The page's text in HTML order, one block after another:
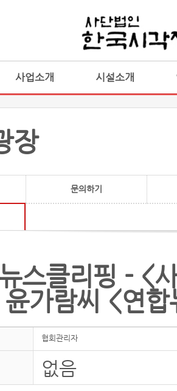
사업소개 시설소개
장
문의하기
스클리핑 - <
윤가람씨 <연
협회관리자
없음